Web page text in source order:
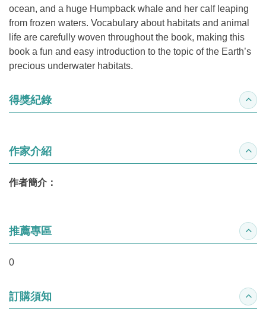
ocean, and a huge Humpback whale and her calf leaping
from frozen waters. Vocabulary about habitats and animal
life are carefully woven throughout the book, making this
book a fun and easy introduction to the topic of the Earth’s
precious underwater habitats.
得獎紀錄 收合
作家介紹 收合
作者簡介：
推薦專區 收合
0
訂購須知 收合